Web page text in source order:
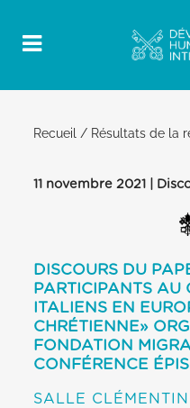
Recueil / Résultats de la
11 novembre 2021 |
DISCOURS DU
PARTICIPANTS AU
ITALIENS EN
CHRÉTIENNE»
FONDATION
CONFÉRENCE
SALLE